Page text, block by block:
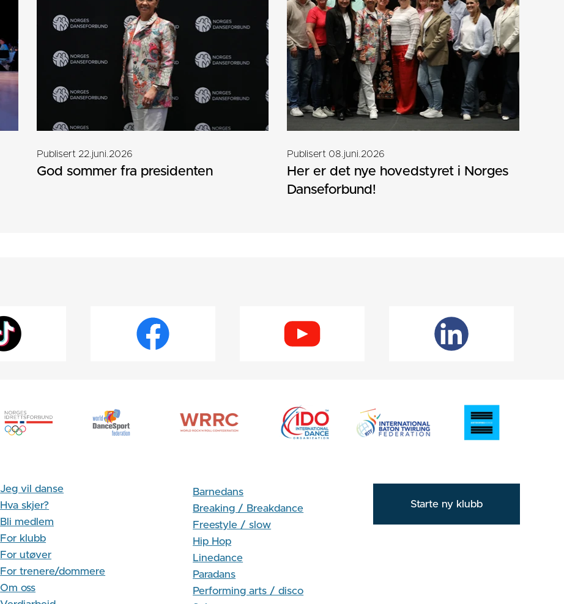
Publisert 22.juni.2026
God sommer fra presidenten
Publisert 08.juni.2026
Her er det nye hovedstyret i Norges
Danseforbund!
Jeg vil danse
Hva skjer?
Bli medlem
For klubb
For utøver
For trenere/dommere
Om oss
Barnedans
Breaking / Breakdance
Freestyle / slow
Hip Hop
Linedance
Paradans
Performing arts / disco
Starte ny klubb